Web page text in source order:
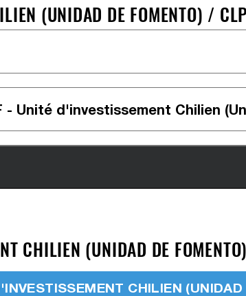
(UNIDAD DE FOMENTO) /
CHILIEN (UNIDAD DE
CHILIEN (UNIDAD